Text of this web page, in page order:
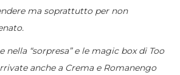
ma soprattutto per non
nella “sorpresa” e le magic box di Too
anche a Crema e Romanengo